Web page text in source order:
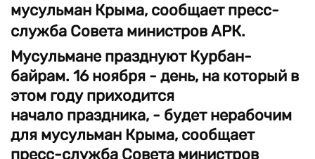
мусульман Крыма, сообщает пресс-
служба Совета министров АРК.
Мусульмане празднуют Курбан-
байрам. 16 ноября - день, на который в
этом году приходится
начало праздника, - будет нерабочим
для мусульман Крыма, сообщает
пресс-служба Совета министров